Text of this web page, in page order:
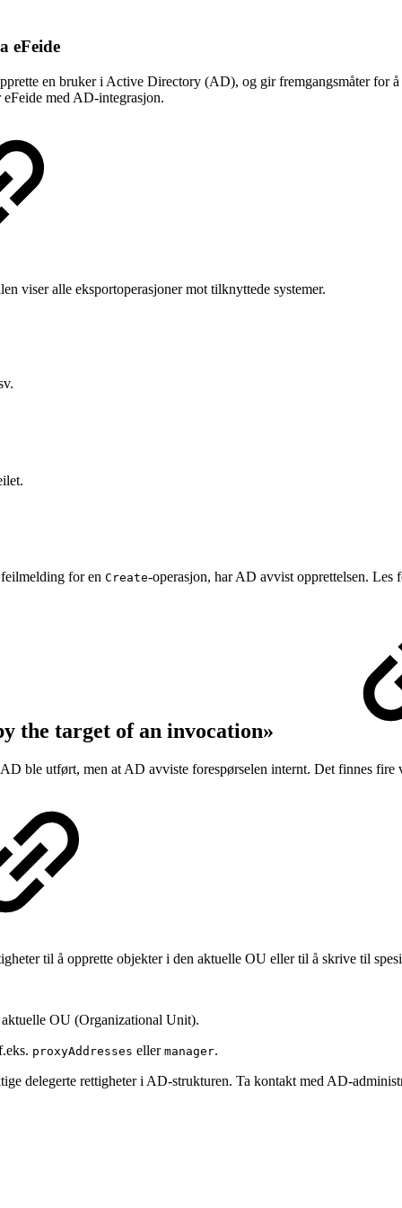
eFeide
en bruker i Active Directory (AD), og gir fremgangsmåter for
med AD-integrasjon.
viser alle eksportoperasjoner mot tilknyttede systemer.
for en Create-operasjon, har AD avvist opprettelsen. Les
the target of an invocation»
ble utført, men at AD avviste forespørselen internt. Det finnes fire
til å opprette objekter i den aktuelle OU eller til å skrive til
OU (Organizational Unit).
proxyAddresses eller manager.
delegerte rettigheter i AD-strukturen. Ta kontakt med AD-